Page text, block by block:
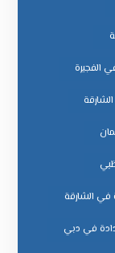
الفجيرة
الشارقة
في دبي